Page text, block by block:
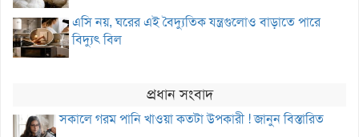
এসি নয়, ঘরের এই বৈদ্যুতিক যন্ত্রগুলোও বাড়াতে পারে
বিদ্যুৎ বিল
প্রধান সংবাদ
সকালে গরম পানি খাওয়া কতটা উপকারী ! জানুন বিস্তারিত